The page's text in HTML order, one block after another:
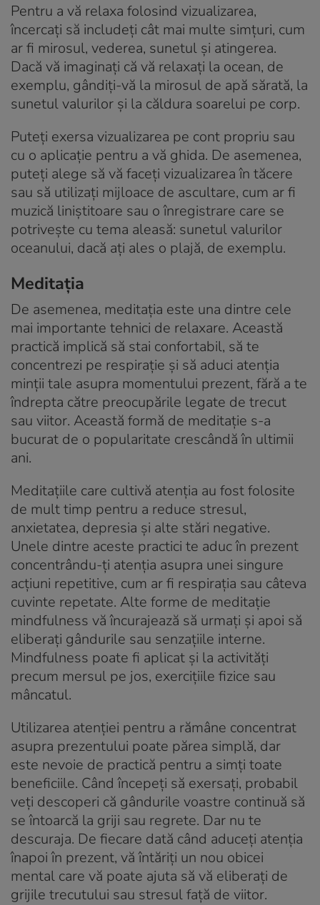
Pentru a vă relaxa folosind vizualizarea,
încercați să includeți cât mai multe simțuri, cum
ar fi mirosul, vederea, sunetul și atingerea.
Dacă vă imaginați că vă relaxați la ocean, de
exemplu, gândiți-vă la mirosul de apă sărată, la
sunetul valurilor și la căldura soarelui pe corp.
Puteți exersa vizualizarea pe cont propriu sau
cu o aplicație pentru a vă ghida. De asemenea,
puteți alege să vă faceți vizualizarea în tăcere
sau să utilizați mijloace de ascultare, cum ar fi
muzică liniștitoare sau o înregistrare care se
potrivește cu tema aleasă: sunetul valurilor
oceanului, dacă ați ales o plajă, de exemplu.
Meditația
De asemenea, meditația este una dintre cele
mai importante tehnici de relaxare. Această
practică implică să stai confortabil, să te
concentrezi pe respirație și să aduci atenția
minții tale asupra momentului prezent, fără a te
îndrepta către preocupările legate de trecut
sau viitor. Această formă de meditație s-a
bucurat de o popularitate crescândă în ultimii
ani.
Meditațiile care cultivă atenția au fost folosite
de mult timp pentru a reduce stresul,
anxietatea, depresia și alte stări negative.
Unele dintre aceste practici te aduc în prezent
concentrându-ți atenția asupra unei singure
acțiuni repetitive, cum ar fi respirația sau câteva
cuvinte repetate. Alte forme de meditație
mindfulness vă încurajează să urmați și apoi să
eliberați gândurile sau senzațiile interne.
Mindfulness poate fi aplicat și la activități
precum mersul pe jos, exercițiile fizice sau
mâncatul.
Utilizarea atenției pentru a rămâne concentrat
asupra prezentului poate părea simplă, dar
este nevoie de practică pentru a simți toate
beneficiile. Când începeți să exersați, probabil
veți descoperi că gândurile voastre continuă să
se întoarcă la griji sau regrete. Dar nu te
descuraja. De fiecare dată când aduceți atenția
înapoi în prezent, vă întăriți un nou obicei
mental care vă poate ajuta să vă eliberați de
grijile trecutului sau stresul față de viitor.